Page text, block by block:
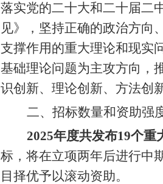
落实党的二十大和二十届二
见》，坚持正确的政治方向
支撑作用的重大理论和现实
基础理论问题为主攻方向，
识创新、理论创新、方法创
二、招标数量和资助强
2025年度共发布19个重
标，将在立项两年后进行中
目择优予以滚动资助。